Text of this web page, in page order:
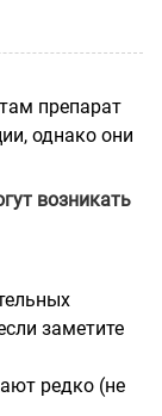
препарат
однако они
возникать
заметите
редко (не